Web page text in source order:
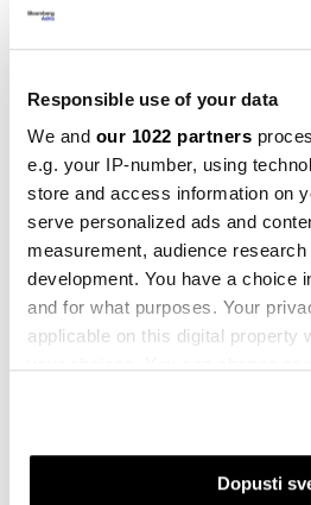
Responsible use of your data
We and our 1022 partners
e.g. your IP-number, using
store and access information on
serve personalized ads and
measurement, audience
development. You have a choice
and for what purposes. Your
applicable on this digital property
If you allow, we would also like to:
Dopusti
Dijaspora kao
li je kasno za
Odakle
i države? Kako
08.09.2025
Newsletter
Šta čeka bh.
tržište
06.09.2025
FBiH se u
znate
11.07.2025